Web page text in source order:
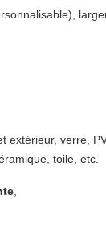
extérieur, verre,
toile, etc.